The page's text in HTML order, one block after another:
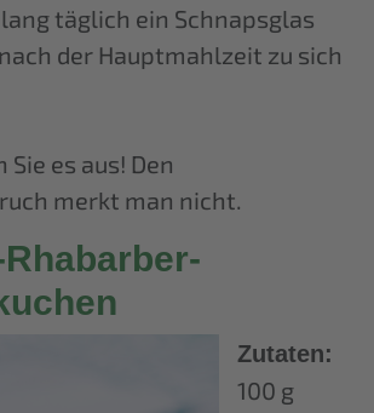
täglich ein Schnapsglas
der Hauptmahlzeit zu sich
Sie es aus! Den
merkt man nicht.
Zutaten:
100 g